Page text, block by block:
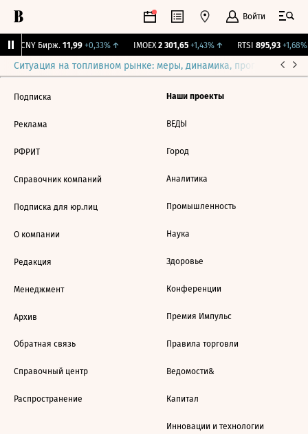
Войти
CNY Бирж. 11,99 +0,33%↑ IMOEX 2 301,65 +1,43%↑ RTSI 895,93 +1,68%
Ситуация на топливном рынке: меры, динамика, прогнозы
Подписка
Реклама
РФРИТ
Справочник компаний
Подписка для юр.лиц
О компании
Редакция
Менеджмент
Архив
Обратная связь
Справочный центр
Распространение
Наши проекты
ВЕДЫ
Город
Аналитика
Промышленность
Наука
Здоровье
Конференции
Премия Импульс
Правила торговли
Ведомости&
Капитал
Инновации и технологии